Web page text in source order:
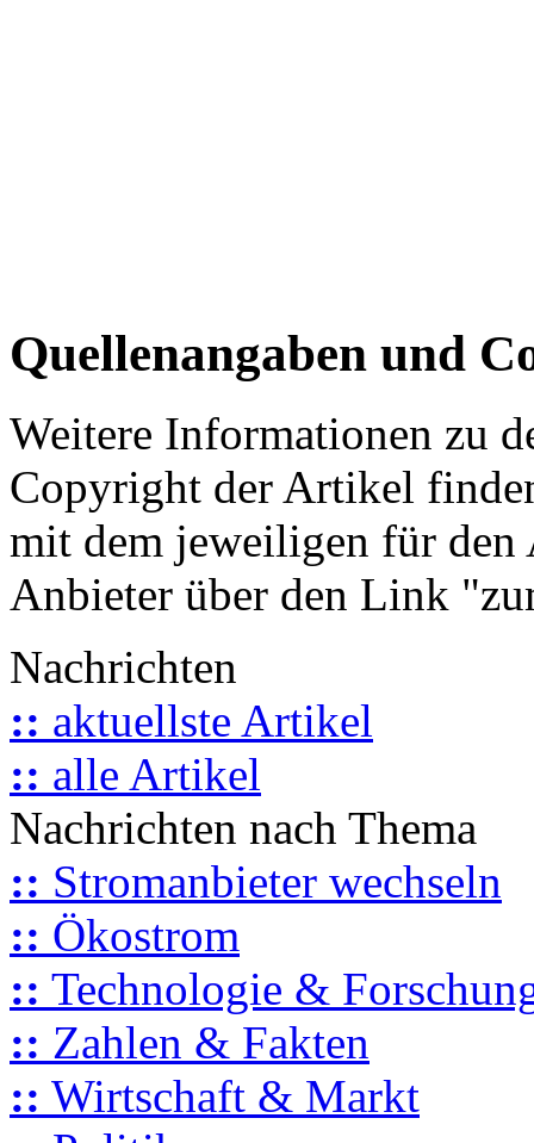
Quellenangaben und
Weitere Informationen zu
Copyright der Artikel
mit dem jeweiligen für
Anbieter über den Link
Nachrichten
:: aktuellste Artikel
:: alle Artikel
Nachrichten nach Thema
:: Stromanbieter wechseln
:: Ökostrom
:: Technologie &
:: Zahlen & Fakten
:: Wirtschaft & Markt